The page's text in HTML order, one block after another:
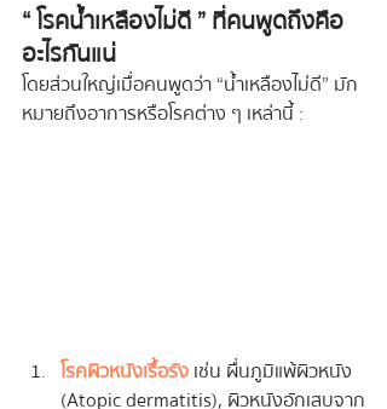
“ โรคน้ำเหลืองไม่ดี ” ที่คนพูดถึงคือ
อะไรกันแน่
โดยส่วนใหญ่เมื่อคนพูดว่า “น้ำเหลืองไม่ดี” มัก
หมายถึงอาการหรือโรคต่าง ๆ เหล่านี้ :
โรคผิวหนังเรื้อรัง เช่น ผื่นภูมิแพ้ผิวหนัง
(Atopic dermatitis), ผิวหนังอักเสบจาก